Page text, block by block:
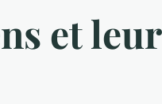
et leur